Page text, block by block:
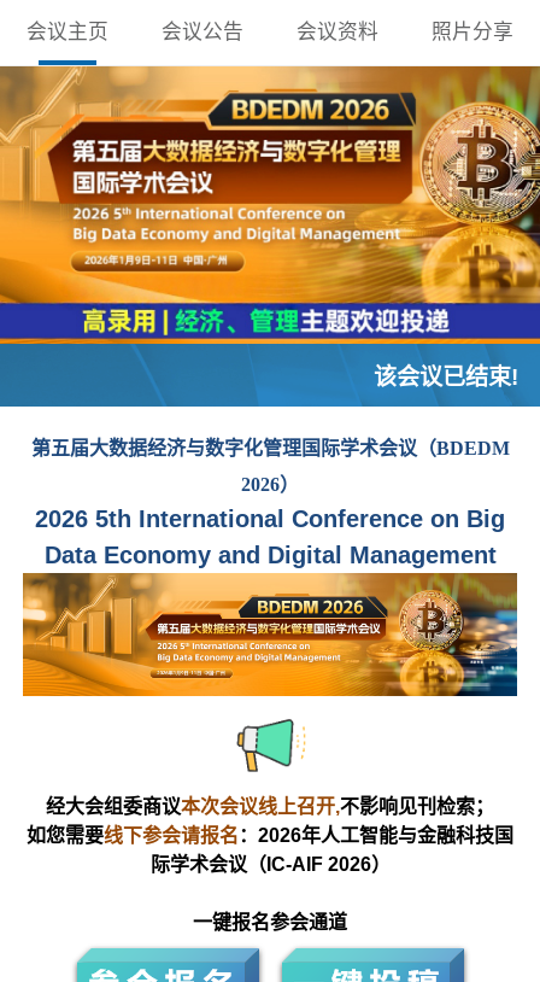
会议主页 会议公告 会议资料 照片分享
该会议已结束!
第五届大数据经济与数字化管理国际学术会议（BDEDM
2026）
2026 5th International Conference on Big
Data Economy and Digital Management
经大会组委商议本次会议线上召开,不影响见刊检索；
如您需要线下参会请报名：2026年人工智能与金融科技国
际学术会议（IC-AIF 2026）
一键报名参会通道